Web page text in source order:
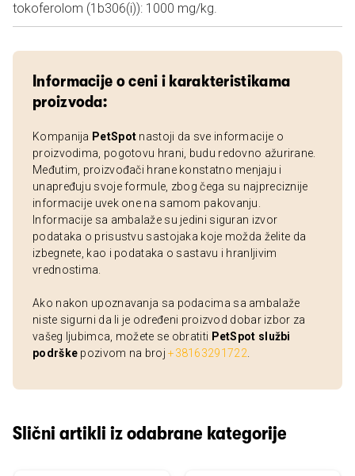
tokoferolom (1b306(i)): 1000 mg/kg.
Informacije o ceni i karakteristikama
proizvoda:
Kompanija PetSpot nastoji da sve informacije o
proizvodima, pogotovu hrani, budu redovno ažurirane.
Međutim, proizvođači hrane konstatno menjaju i
unapređuju svoje formule, zbog čega su najpreciznije
informacije uvek one na samom pakovanju.
Informacije sa ambalaže su jedini siguran izvor
podataka o prisustvu sastojaka koje možda želite da
izbegnete, kao i podataka o sastavu i hranljivim
vrednostima.
Ako nakon upoznavanja sa podacima sa ambalaže
niste sigurni da li je određeni proizvod dobar izbor za
vašeg ljubimca, možete se obratiti PetSpot službi
podrške pozivom na broj+38163291722
Slični artikli iz odabrane kategorije